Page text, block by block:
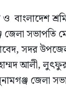
বাংলাদেশ
সভাপতি
সদর
আলী,
জেলা